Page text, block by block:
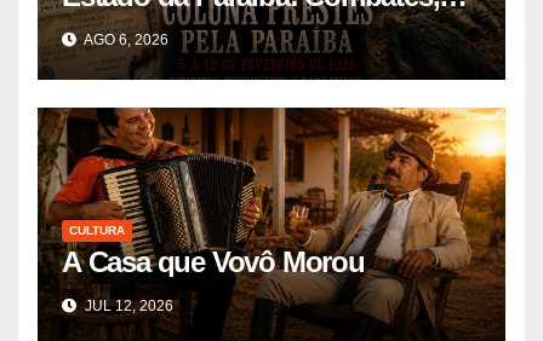
Documentos e Narrativas
AGO 6, 2026
CULTURA
A Casa que Vovô Morou
JUL 12, 2026